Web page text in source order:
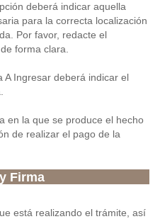
deberá indicar aquella
para la correcta localización
Por favor, redacte el
forma clara.
A Ingresar deberá indicar el
en la que se produce el hecho
de realizar el pago de la
Firma
está realizando el trámite, así